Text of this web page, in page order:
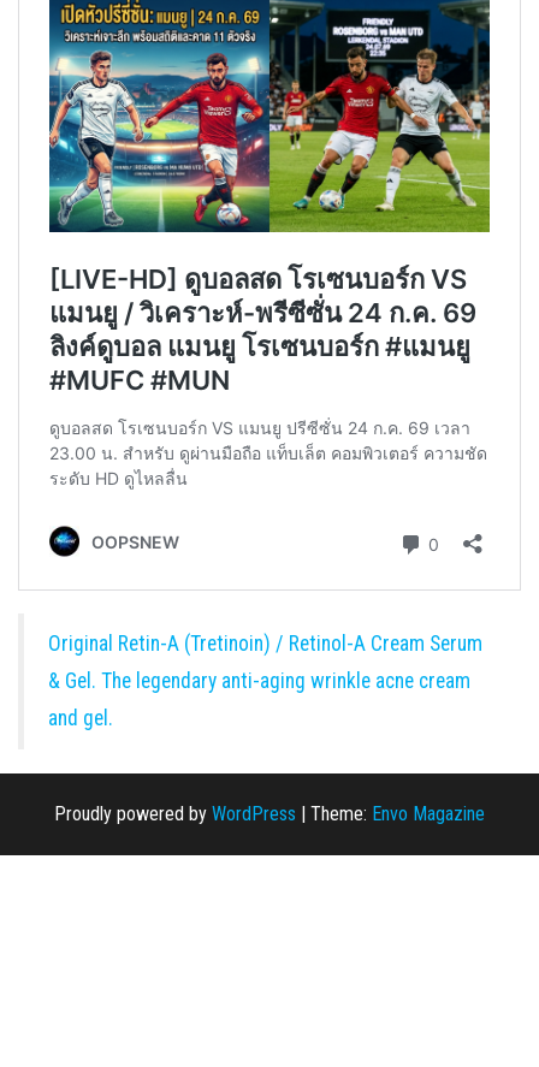
Original Retin-A (Tretinoin) / Retinol-A Cream Serum
& Gel. The legendary anti-aging wrinkle acne cream
and gel.
Proudly powered by WordPress Theme: Envo Magazine